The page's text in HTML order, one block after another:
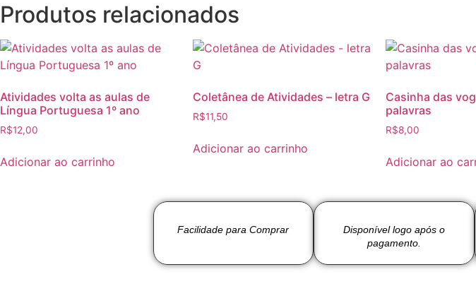
Produtos relacionados
Atividades volta as aulas de
Língua Portuguesa 1º ano
R$12,00
Adicionar ao carrinho
Coletânea de Atividades – letra G
R$11,50
Adicionar ao carrinho
Casinha das
palavras
R$8,00
Adicionar ao
Facilidade para Comprar
Disponível logo após o
pagamento.